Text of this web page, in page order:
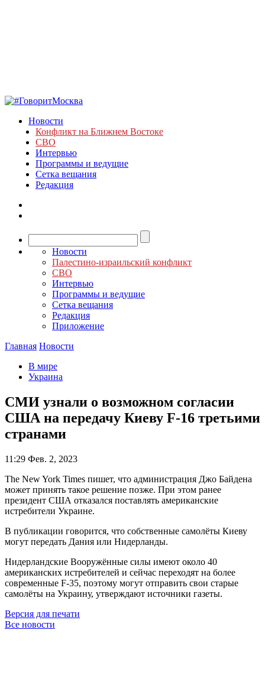
Новости
Конфликт на Ближнем Востоке
СВО
Интервью
Программы и ведущие
Сетка вещания
Редакция
Новости
Палестино-израильский конфликт
СВО
Интервью
Программы и ведущие
Сетка вещания
Редакция
Приложение
Главная Новости
В мире
Украина
СМИ узнали о возможном согласии
США на передачу Киеву F-16 третьими
странами
11:29 Фев. 2, 2023
The New York Times пишет, что администрация Джо Байдена
может принять такое решение позже. При этом ранее
президент США отказался поставлять американские
истребители Украине.
В публикации говорится, что собственные самолёты Киеву
могут передать Дания или Нидерланды.
Нидерландские Вооружённые силы имеют около 40
американских истребителей и сейчас переходят на более
современные F-35, поэтому могут отправить свои старые
самолёты на Украину, утверждают источники газеты.
Версия для печати
Все новости